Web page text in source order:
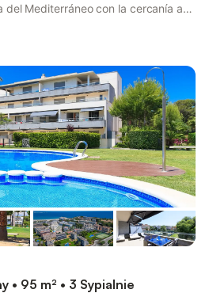
del Mediterráneo con la cercanía a
para descubrir la costa a
al mar. ✨🌊 Distribución del
1 con cama de matrimonio + 1 ...
• 95 m² • 3 Sypialnie